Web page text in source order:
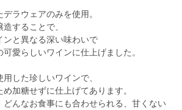
ラウェアのみを使用。
することで、
ンと異なる深い味わいで
愛らしいワインに仕上げました。
した珍しいワインで、
加糖せずに仕上げてあります。
どんなお食事にも合わせられる、甘くない